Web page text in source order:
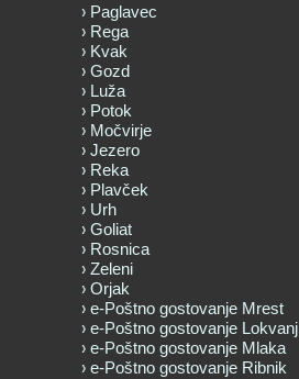
Paglavec
Rega
Kvak
Gozd
Luža
Potok
Močvirje
Jezero
Reka
Plavček
Urh
Goliat
Rosnica
Zeleni
Orjak
e-Poštno gostovanje Mrest
e-Poštno gostovanje Lokvanj
e-Poštno gostovanje Mlaka
e-Poštno gostovanje Ribnik